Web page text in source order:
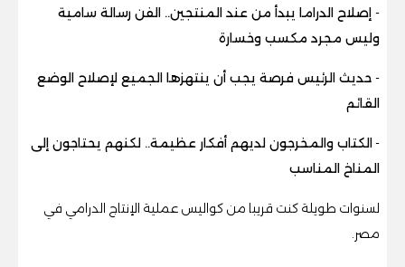
- إصلاح الدراما يبدأ من عند المنتجين.. الفن رسالة سامية
وليس مجرد مكسب وخسارة
- حديث الرئيس فرصة يجب أن ينتهزها الجميع لإصلاح الوضع
القائم
- الكتاب والمخرجون لديهم أفكار عظيمة.. لكنهم يحتاجون إلى
المناخ المناسب
لسنوات طويلة كنت قريبا من كواليس عملية الإنتاج الدرامي في
مصر.